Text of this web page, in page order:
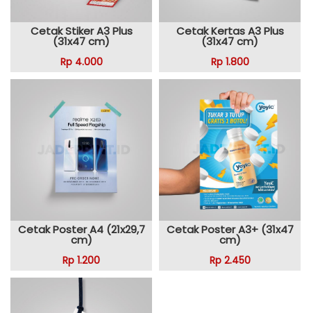
Cetak Stiker A3 Plus
(31x47 cm)
Rp 4.000
Cetak Kertas A3 Plus
(31x47 cm)
Rp 1.800
Cetak Poster A4 (21x29,7
cm)
Rp 1.200
Cetak Poster A3+ (31x47
cm)
Rp 2.450